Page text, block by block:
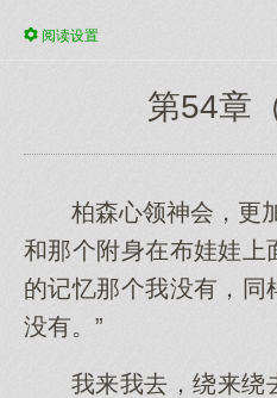
阅读设置
第54章
柏森心领神会，更
和那个附身在布娃娃上
的记忆那个我没有，同
没有。”
我来我去，绕来绕